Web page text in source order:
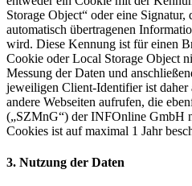
Storage Object“ oder eine Signatur,
automatisch übertragenen
wird. Diese Kennung ist für einen
Cookie oder Local Storage Object
Messung der Daten und
jeweiligen Client-Identifier ist
andere Webseiten aufrufen, die
(„SZMnG“) der INFOnline GmbH
Cookies ist auf maximal 1 Jahr
3. Nutzung der Daten